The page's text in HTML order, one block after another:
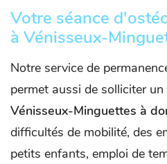
Votre séance
à Vénisseux-
Notre service de
permet aussi de solliciter un
Vénisseux-Minguettes à
difficultés de mobilité, des
petits enfants, emploi de